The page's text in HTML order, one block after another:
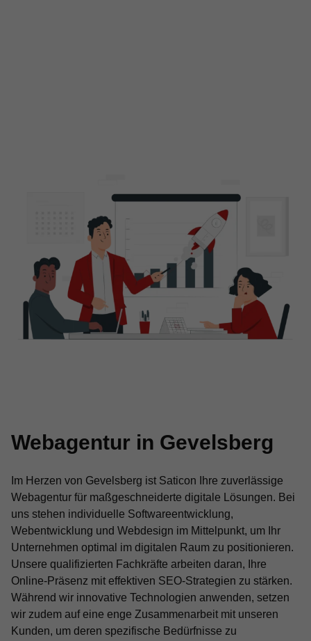
Webagentur in Gevelsberg
Im Herzen von Gevelsberg ist Saticon Ihre zuverlässige
Webagentur für maßgeschneiderte digitale Lösungen. Bei
uns stehen individuelle Softwareentwicklung,
Webentwicklung und Webdesign im Mittelpunkt, um Ihr
Unternehmen optimal im digitalen Raum zu positionieren.
Unsere qualifizierten Fachkräfte arbeiten daran, Ihre
Online-Präsenz mit effektiven SEO-Strategien zu stärken.
Während wir innovative Technologien anwenden, setzen
wir zudem auf eine enge Zusammenarbeit mit unseren
Kunden, um deren spezifische Bedürfnisse zu